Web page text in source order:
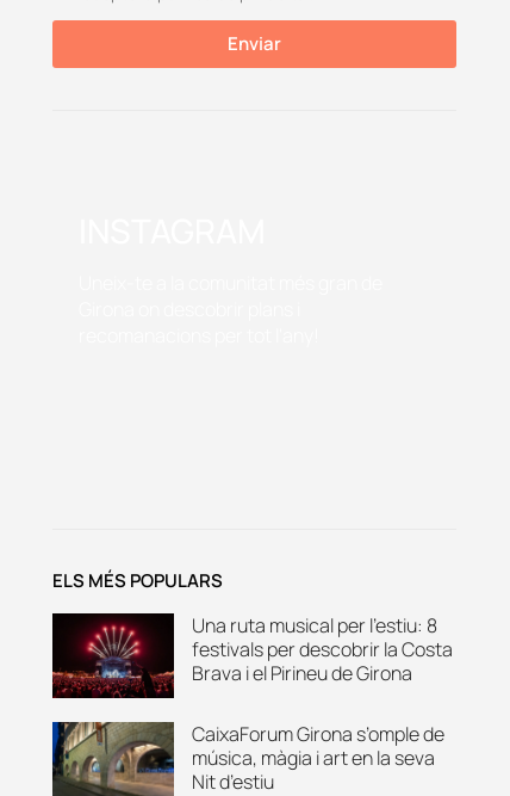
Enviar
ELS MÉS POPULARS
Una ruta musical per l’estiu: 8
festivals per descobrir la Costa
Brava i el Pirineu de Girona
CaixaForum Girona s’omple de
música, màgia i art en la seva
Nit d’estiu